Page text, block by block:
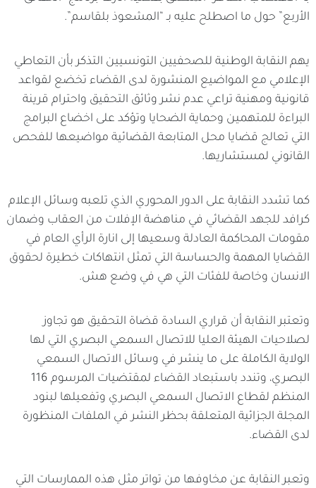
الأربع” حول ما اصطلح عليه بـ “المشعوذ بلقاسم”.
يهم النقابة الوطنية للصحفيين التونسيين التذكر بأن التعاطي
الإعلامي مع المواضيع المنشورة لدى القضاء تخضع لقواعد
قانونية ومهنية تراعي عدم نشر وثائق التحقيق واحترام قرينة
البراءة للمتهمين وحماية الضحايا وتؤكد على اخضاع البرامج
التي تعالج قضايا محل المتابعة القضائية مواضيعها للفحص
القانوني لمستشاريها.
كما تشدد النقابة على الدور المحوري الذي تلعبه وسائل الإعلام
كرافد للجهد القضائي في مناهضة الإفلات من العقاب وضمان
مقومات المحاكمة العادلة وسعيها إلى انارة الرأي العام في
القضايا المهمة والحساسة التي تمثل انتهاكات خطيرة لحقوق
الانسان وخاصة للفئات التي هي في وضع هش.
وتعتبر النقابة أن قراري السادة قضاة التحقيق هو تجاوز
لصلاحيات الهيئة العليا للاتصال السمعي البصري التي لها
الولاية الكاملة على ما ينشر في وسائل الاتصال السمعي
البصري، وتندد باستبعاد القضاء لمقتضيات المرسوم 116
المنظم لقطاع الاتصال السمعي البصري وتفعيلها لبنود
المجلة الجزائية المتعلقة بحظر النشر في الملفات المنظورة
لدى القضاء.
وتعبر النقابة عن مخاوفها من تواتر مثل هذه الممارسات التي